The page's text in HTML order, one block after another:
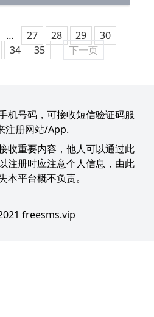
… 27 28 29
30
34 35 下一页
机号码，可接收短信验证码服
注册网站/App.
收重要内容，他人可以通过此
注册时应注意个人信息，由此
本平台概不负责。
freesms.vip